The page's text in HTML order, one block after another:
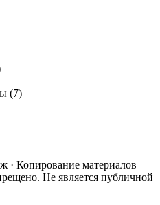
(7)
Копирование материалов
Не является публичной